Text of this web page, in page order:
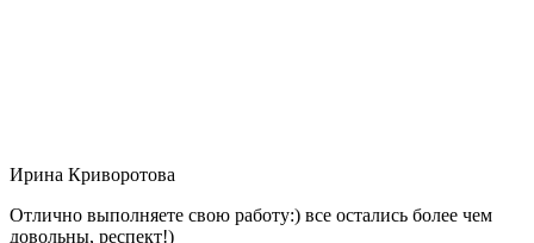
Ирина Криворотова
Отлично выполняете свою работу:) все остались более чем
довольны, респект!)